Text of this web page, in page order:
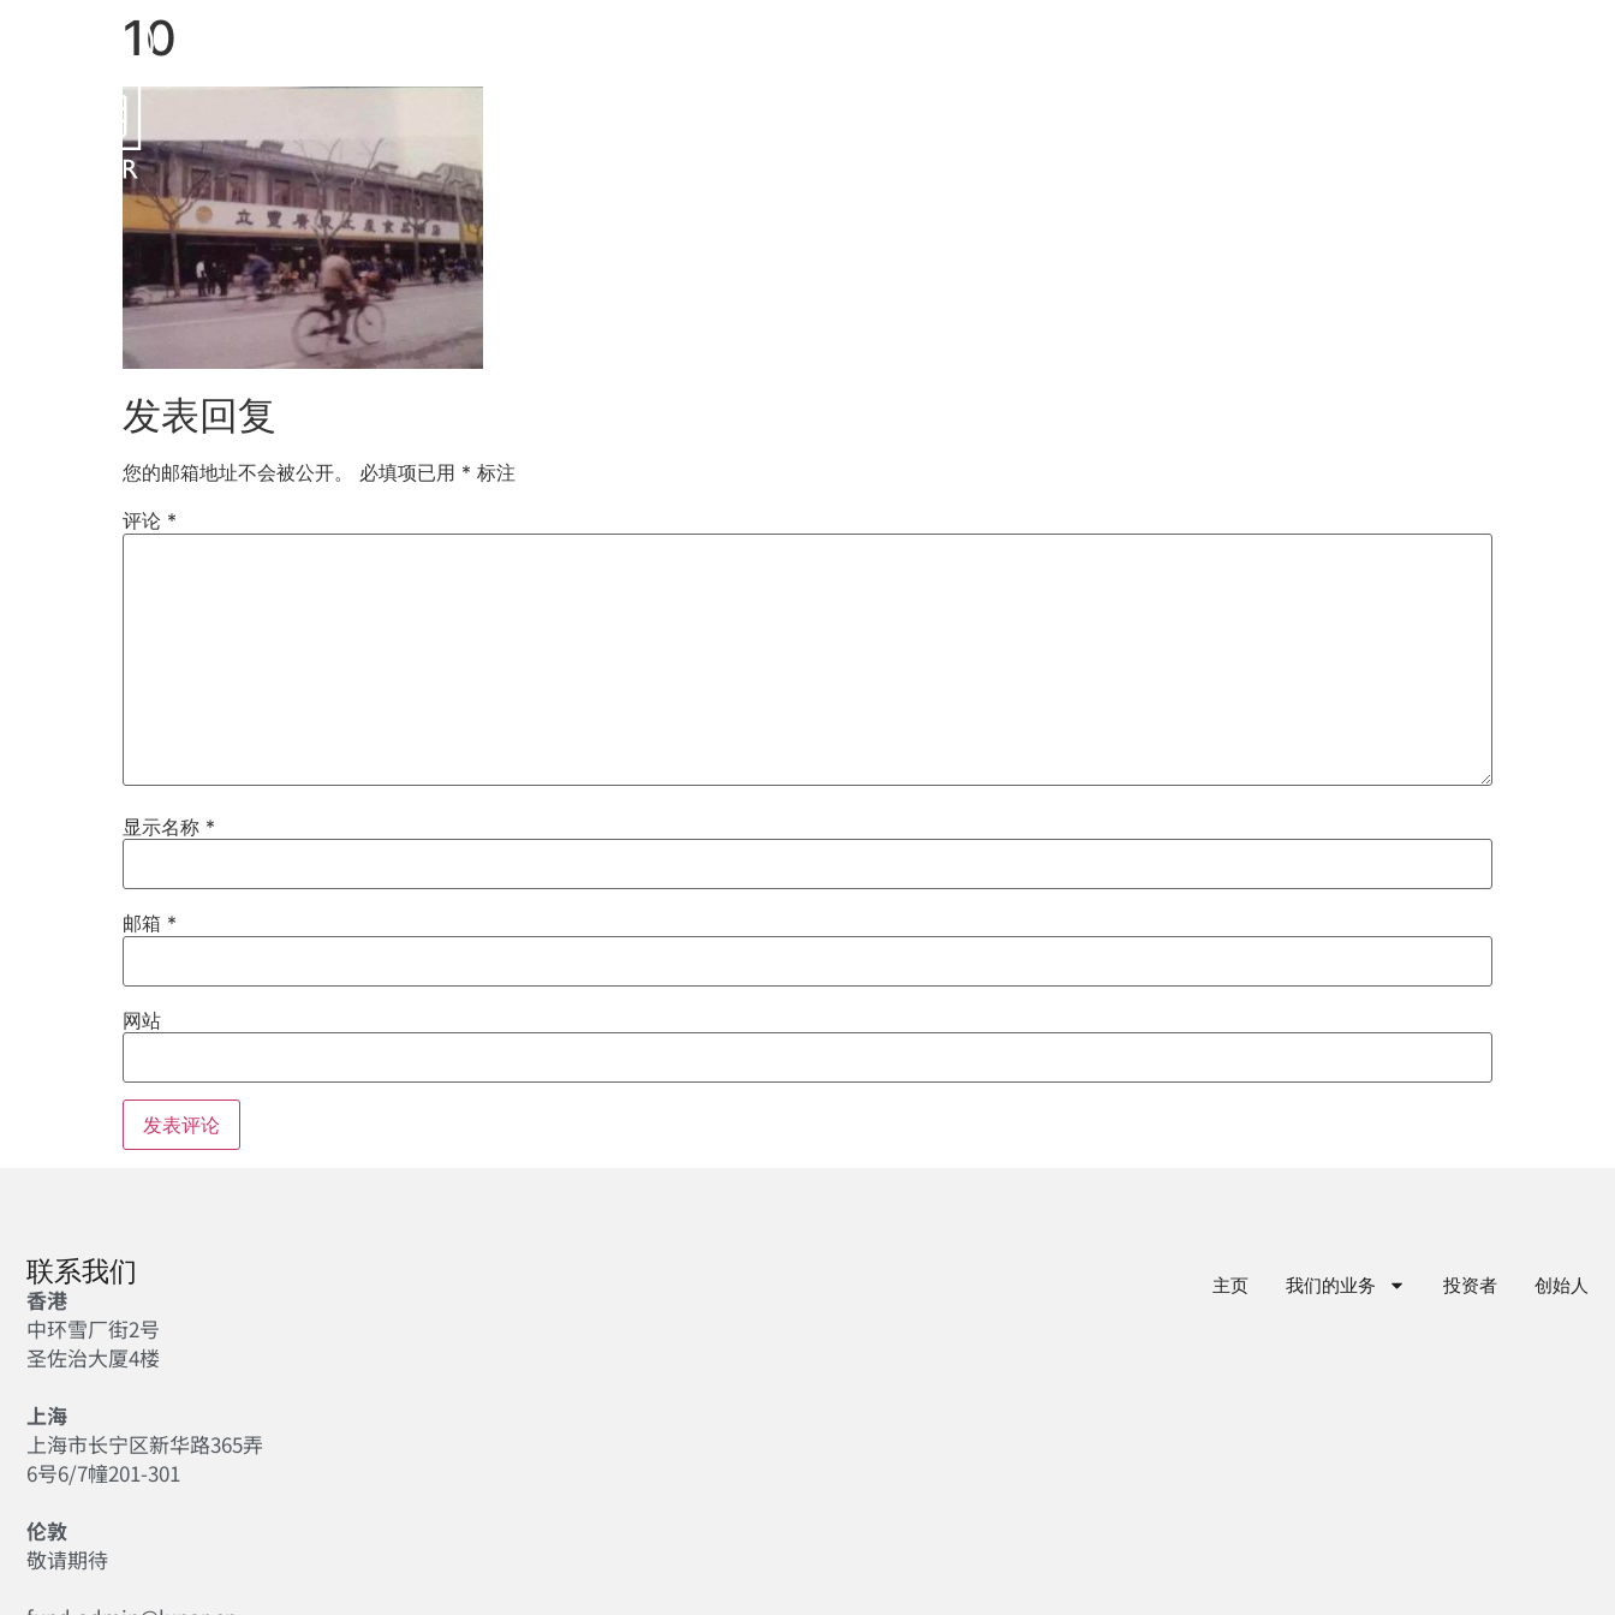
10
发表回复
您的邮箱地址不会被公开。 必填项已用 * 标注
评论 *
显示名称 *
邮箱 *
网站
联系我们
香港
中环雪厂街2号
圣佐治大厦4楼
上海
上海市长宁区新华路365弄
6号6/7幢201-301
伦敦
敬请期待
主页 我们的业务 投资者 创始人